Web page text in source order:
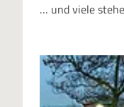
… und viele